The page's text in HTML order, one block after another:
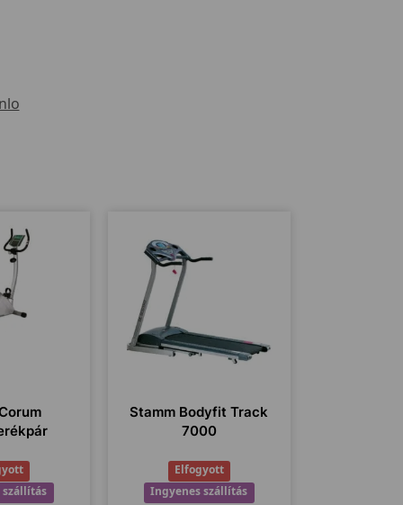
Stamm Bodyfit Track
7000
Elfogyott
Ingyenes szállítás